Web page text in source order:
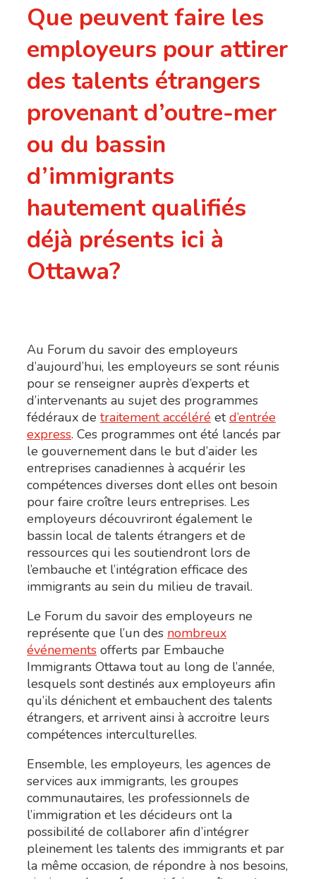
Que peuvent faire les
employeurs pour attirer
des talents étrangers
provenant d’outre-mer
ou du bassin
d’immigrants
hautement qualifiés
déjà présents ici à
Ottawa?
Au Forum du savoir des employeurs
d’aujourd’hui, les employeurs se sont réunis
pour se renseigner auprès d’experts et
d’intervenants au sujet des programmes
fédéraux de traitement accéléré etd’entrée
express. Ces programmes ont été lancés par
le gouvernement dans le but d’aider les
entreprises canadiennes à acquérir les
compétences diverses dont elles ont besoin
pour faire croître leurs entreprises. Les
employeurs découvriront également le
bassin local de talents étrangers et de
ressources qui les soutiendront lors de
l’embauche et l’intégration efficace des
immigrants au sein du milieu de travail.
Le Forum du savoir des employeurs ne
représente que l’un des nombreux
événements offerts par Embauche
Immigrants Ottawa tout au long de l’année,
lesquels sont destinés aux employeurs afin
qu’ils dénichent et embauchent des talents
étrangers, et arrivent ainsi à accroitre leurs
compétences interculturelles.
Ensemble, les employeurs, les agences de
services aux immigrants, les groupes
communautaires, les professionnels de
l’immigration et les décideurs ont la
possibilité de collaborer afin d’intégrer
pleinement les talents des immigrants et par
la même occasion, de répondre à nos besoins,